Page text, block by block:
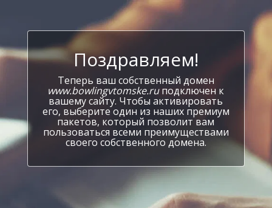
Поздравляем!
Теперь ваш собственный домен
www.bowlingvtomske.ruподключен к
вашему сайту. Чтобы активировать
его, выберите один из наших премиум
пакетов, который позволит вам
пользоваться всеми преимуществами
своего собственного домена.